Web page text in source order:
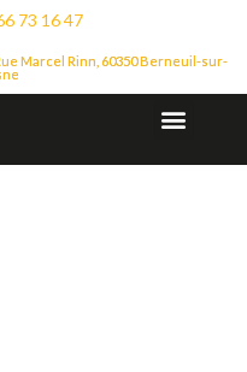
73 16 47
Marcel Rinn, 60350 Berneuil-sur-